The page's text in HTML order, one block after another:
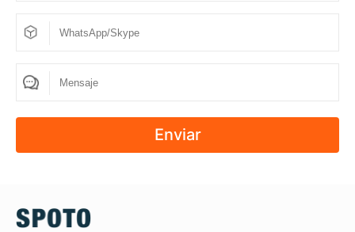
5. ¿Qué productos ofrece SPOTO?
de pruebas de certificación de TI. Es una
del examen de certificación de Cisco. Tipos_
Cisco, CISSP, CCNA RS, AWS, CompTIA, VMware,
examen Google, RedHat
Enviar